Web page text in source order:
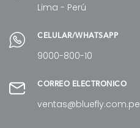
Lima - Perú
CELULAR/WHATSAPP
9000-800-10
CORREO ELECTRÓNICO
ventas@bluefly.com.pe